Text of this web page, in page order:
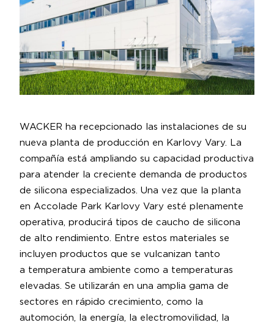
WACKER ha recepcionado las instalaciones de su
nueva planta de producción en Karlovy Vary. La
compañía está ampliando su capacidad productiva
para atender la creciente demanda de productos
de silicona especializados. Una vez que la planta
en Accolade Park Karlovy Vary esté plenamente
operativa, producirá tipos de caucho de silicona
de alto rendimiento. Entre estos materiales se
incluyen productos que se vulcanizan tanto
a temperatura ambiente como a temperaturas
elevadas. Se utilizarán en una amplia gama de
sectores en rápido crecimiento, como la
automoción, la energía, la electromovilidad, la